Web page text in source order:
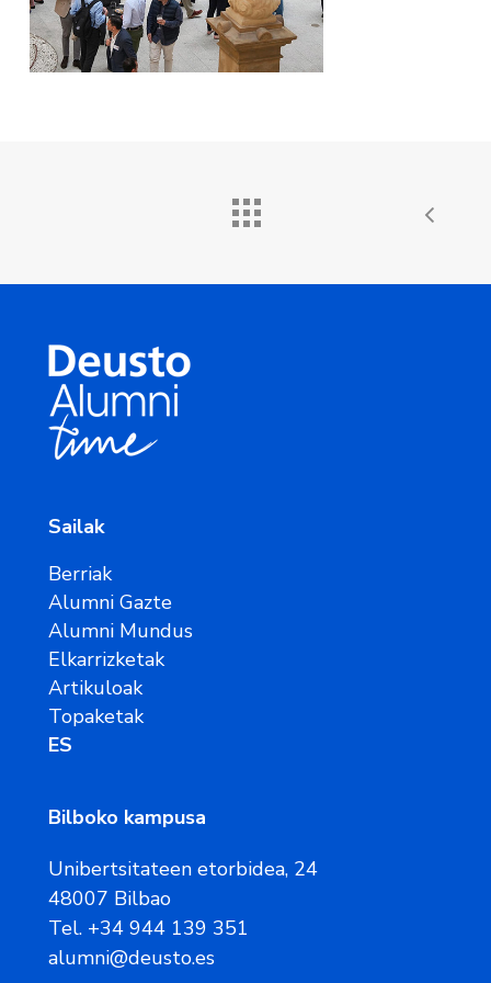
Sailak
Berriak
Alumni Gazte
Alumni Mundus
Elkarrizketak
Artikuloak
Topaketak
ES
Bilboko kampusa
Unibertsitateen etorbidea, 24
48007 Bilbao
Tel. +34 944 139 351
alumni@deusto.es